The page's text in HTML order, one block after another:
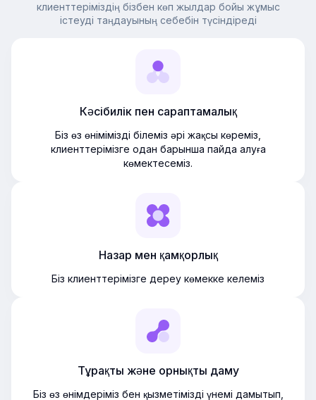
клиенттеріміздің бізбен көп жылдар бойы жұмыс
істеуді таңдауының себебін түсіндіреді
Кәсібилік пен сараптамалық
Біз өз өнімімізді білеміз әрі жақсы көреміз,
клиенттерімізге одан барынша пайда алуға
көмектесеміз.
Назар мен қамқорлық
Біз клиенттерімізге дереу көмекке келеміз
Тұрақты және орнықты даму
Біз өз өнімдеріміз бен қызметімізді үнемі дамытып,